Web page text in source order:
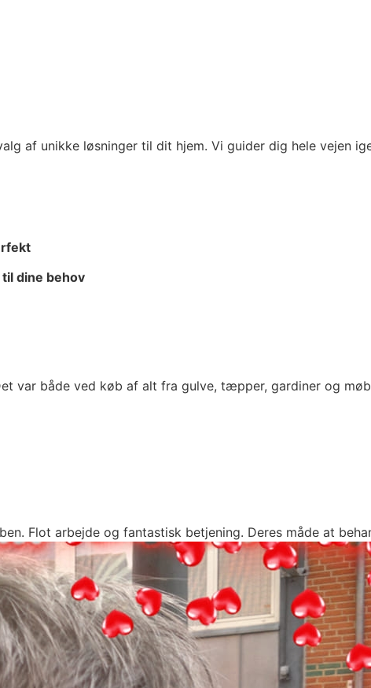
af unikke løsninger til dit hjem. Vi guider dig hele vejen
dine behov
var både ved køb af alt fra gulve, tæpper, gardiner og
Flot arbejde og fantastisk betjening. Deres måde at